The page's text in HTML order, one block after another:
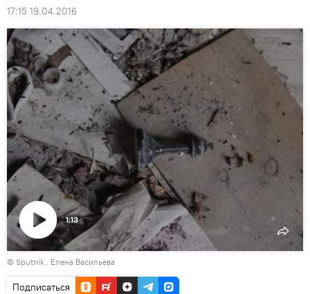
17:15 19.04.2016
Воспроизвести
видео
1:13
© Sputnik . Елена Васильева
Подписаться